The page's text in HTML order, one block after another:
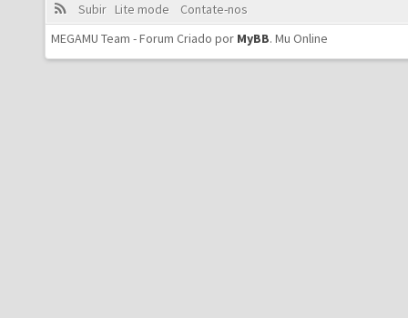
Subir Lite mode
Contate-nos
MEGAMU Team - Forum Criado por MyBB. Mu Online